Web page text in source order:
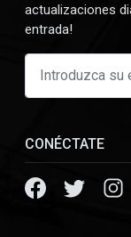
actualizaciones
entrada!
CONÉCTATE